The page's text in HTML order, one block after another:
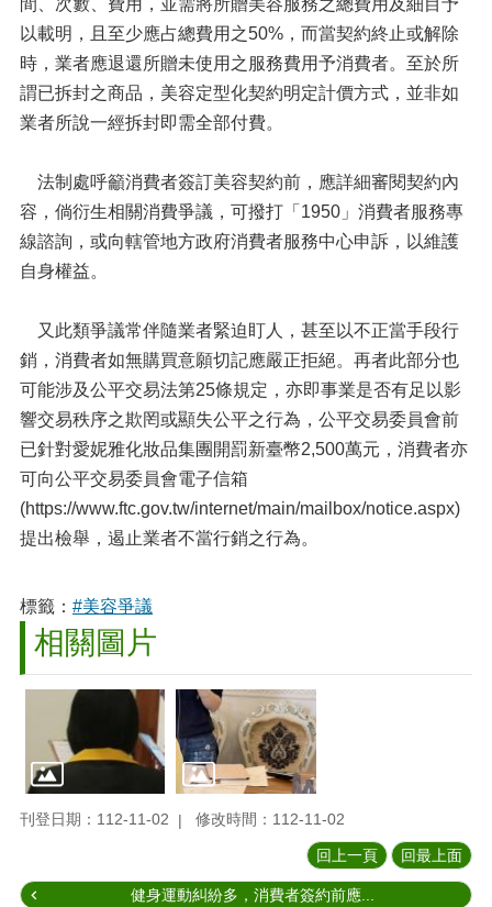
間、次數、費用，並需將所贈美容服務之總費用及細目予
以載明，且至少應占總費用之50%，而當契約終止或解除
時，業者應退還所贈未使用之服務費用予消費者。至於所
謂已拆封之商品，美容定型化契約明定計價方式，並非如
業者所說一經拆封即需全部付費。
法制處呼籲消費者簽訂美容契約前，應詳細審閱契約內
容，倘衍生相關消費爭議，可撥打「1950」消費者服務專
線諮詢，或向轄管地方政府消費者服務中心申訴，以維護
自身權益。
又此類爭議常伴隨業者緊迫盯人，甚至以不正當手段行
銷，消費者如無購買意願切記應嚴正拒絕。再者此部分也
可能涉及公平交易法第25條規定，亦即事業是否有足以影
響交易秩序之欺罔或顯失公平之行為，公平交易委員會前
已針對愛妮雅化妝品集團開罰新臺幣2,500萬元，消費者亦
可向公平交易委員會電子信箱
(https://www.ftc.gov.tw/internet/main/mailbox/notice.aspx)
提出檢舉，遏止業者不當行銷之行為。
標籤： #美容爭議
相關圖片
刊登日期：112-11-02 修改時間：112-11-02
回上一頁 回最上面
健身運動糾紛多，消費者簽約前應...